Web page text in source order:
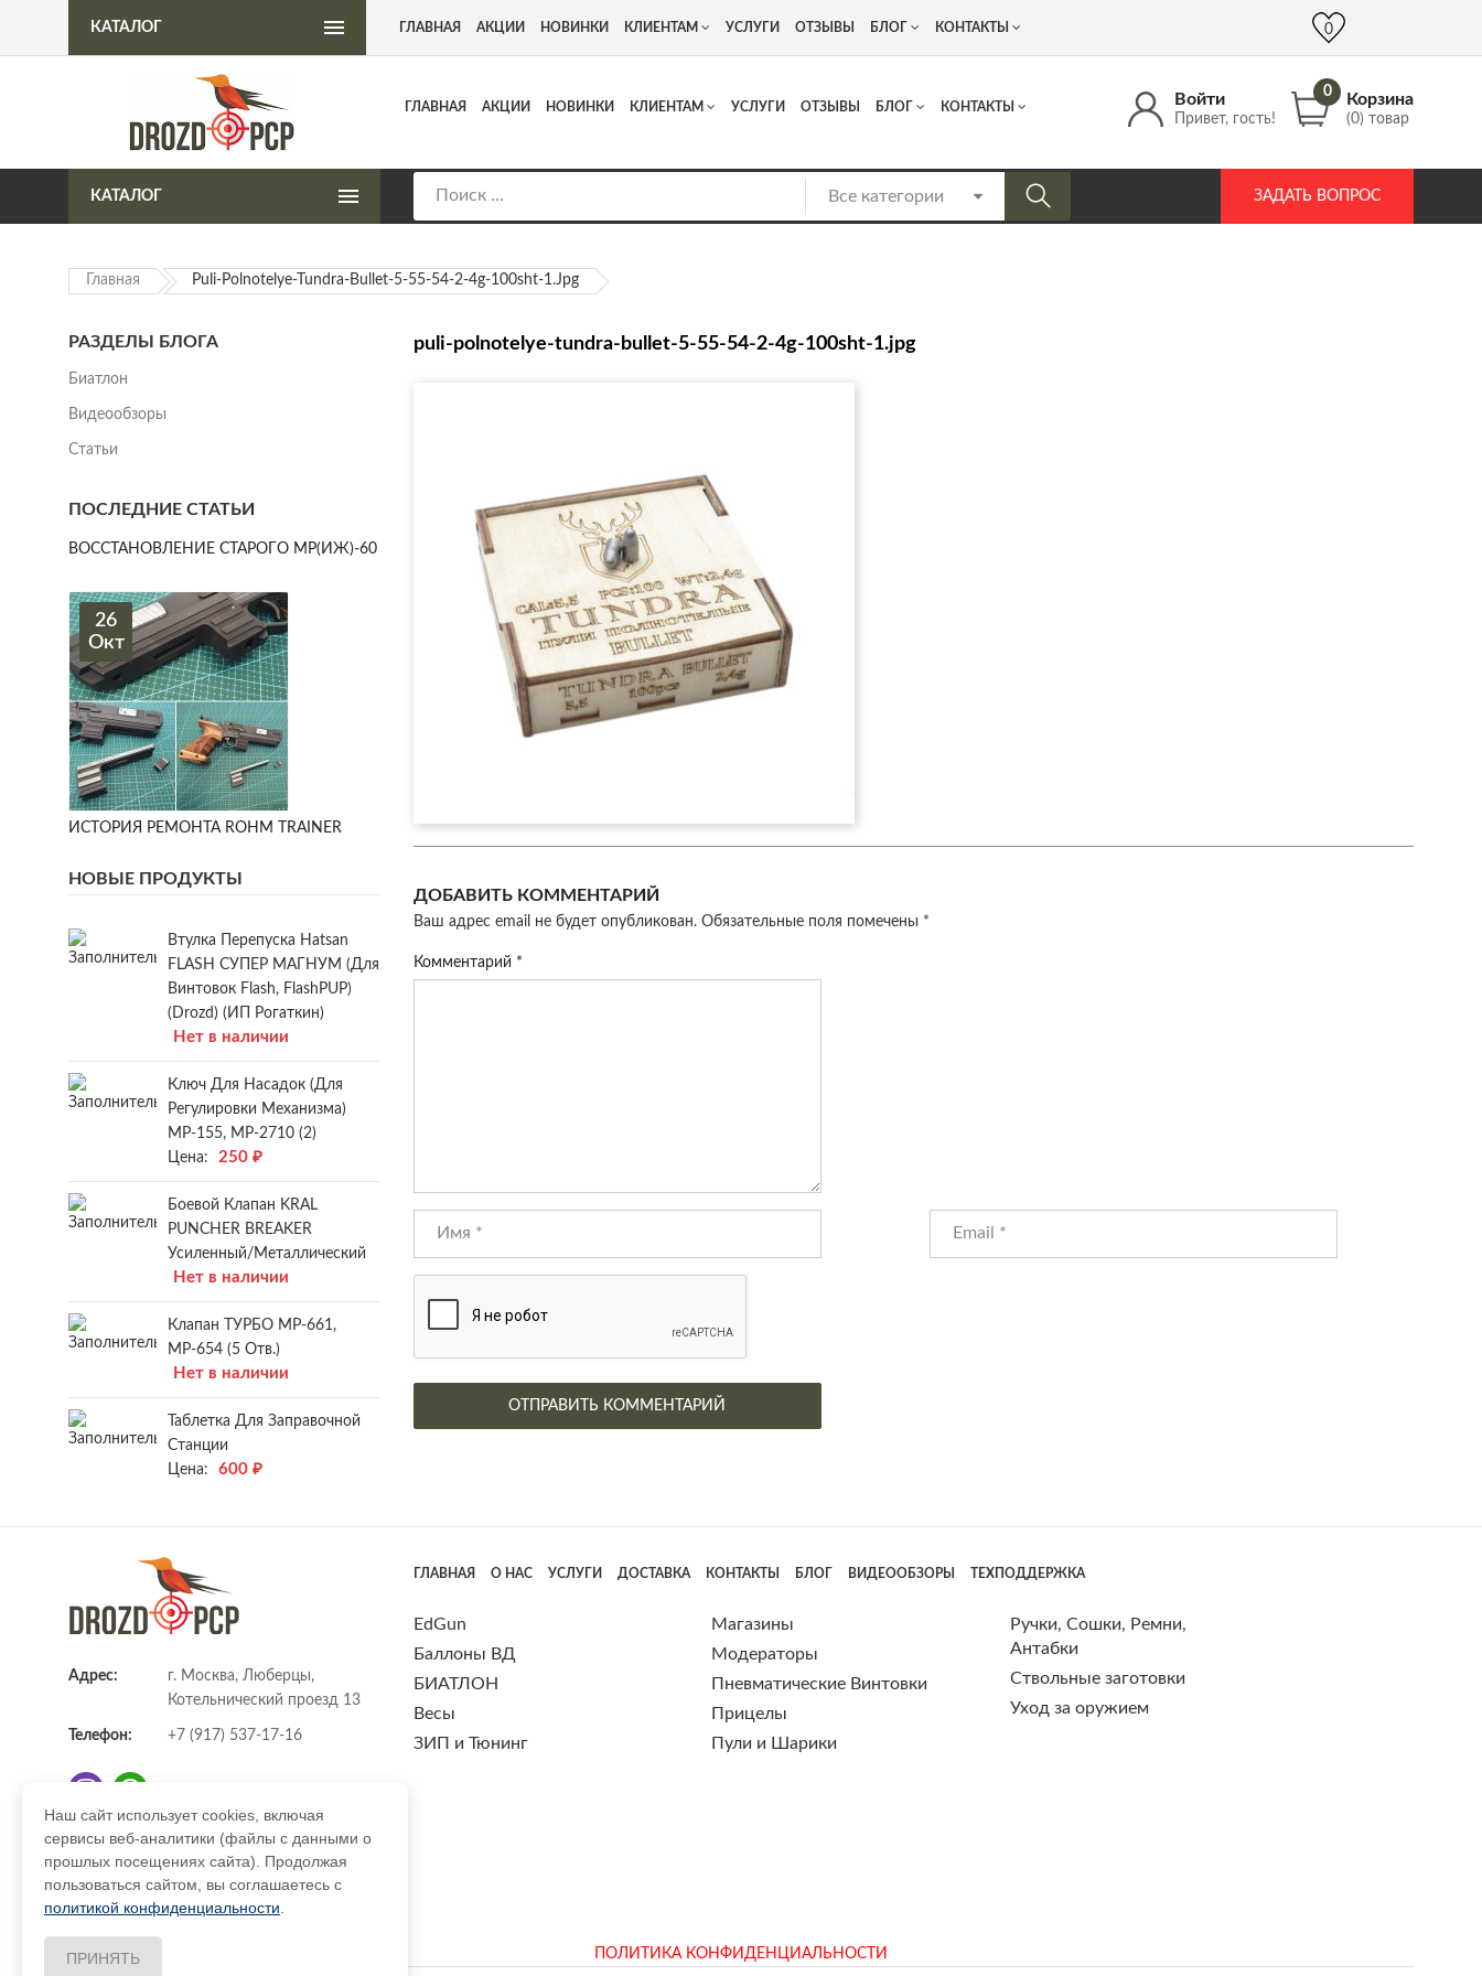
Интернет-магазин пневматического оружия Адрес: г. Москва, Люберцы, Котельнический проезд 13 +7 (917) 537 17 16 info@DrozdPcp.ru
Войти
Привет, гость!
0 Корзина
(0) товар
ГЛАВНАЯ АКЦИИ НОВИНКИ КЛИЕНТАМ УСЛУГИ ОТЗЫВЫ БЛОГ КОНТАКТЫ
КАТАЛОГ ЗАДАТЬ ВОПРОС
КАТАЛОГ ГЛАВНАЯ АКЦИИ НОВИНКИ КЛИЕНТАМ УСЛУГИ ОТЗЫВЫ БЛОГ КОНТАКТЫ 0
Главная Puli-Polnotelye-Tundra-Bullet-5-55-54-2-4g-100sht-1.jpg
puli-polnotelye-tundra-bullet-5-55-54-2-4g-100sht-1.jpg
ДОБАВИТЬ КОММЕНТАРИЙ
Ваш адрес email не будет опубликован. Обязательные поля помечены *
Комментарий *
РАЗДЕЛЫ БЛОГА
Биатлон
Видеообзоры
Статьи
ПОСЛЕДНИЕ СТАТЬИ
ВОССТАНОВЛЕНИЕ СТАРОГО МР(ИЖ)-60
26
Окт
ИСТОРИЯ РЕМОНТА ROHM TRAINER
НОВЫЕ ПРОДУКТЫ
Втулка Перепуска Hatsan
FLASH СУПЕР МАГНУМ (для
Винтовок Flash, FlashPUP)
(Drozd) (ИП Рогаткин)
Нет в наличии
Ключ Для Насадок (для
Регулировки Механизма)
МР-155, МР-2710 (2)
Цена:
250 ₽
Боевой Клапан KRAL
PUNCHER BREAKER
Усиленный/металлический
Нет в наличии
Клапан ТУРБО МР-661,
МР-654 (5 Отв.)
Нет в наличии
Таблетка Для Заправочной
Станции
Цена:
600 ₽
Адрес:
г. Москва, Люберцы,
Котельнический проезд 13
Телефон: +7 (917) 537-17-16
E-mail: info@DrozdPcp.ru
ГЛАВНАЯ О НАС УСЛУГИ ДОСТАВКА КОНТАКТЫ БЛОГ ВИДЕООБЗОРЫ ТЕХПОДДЕРЖКА
EdGun
Баллоны ВД
БИАТЛОН
Весы
ЗИП и Тюнинг
Магазины
Модераторы
Пневматические Винтовки
Прицелы
Пули и Шарики
Ручки, Сошки, Ремни,
Антабки
Ствольные заготовки
Уход за оружием
ПОЛИТИКА КОНФИДЕНЦИАЛЬНОСТИ
Наш сайт использует cookies, включая
сервисы веб-аналитики (файлы с данными о
прошлых посещениях сайта). Продолжая
пользоваться сайтом, вы соглашаетесь с
политикой конфиденциальности
ПРИНЯТЬ